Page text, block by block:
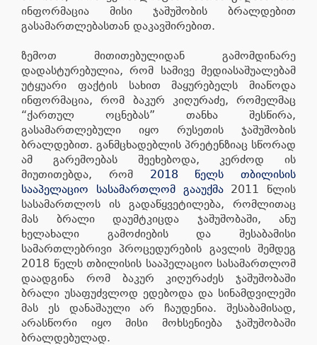
ინფორმაცია მისი ჯაშუშობის ბრალდებით
გასამართლებასთან დაკავშირებით.
ზემოთ მითითებულიდან გამომდინარე
დადასტურებულია, რომ სამივე მედიასაშუალებამ
უტყუარი ფაქტის სახით მაყურებელს მიაწოდა
ინფორმაცია, რომ ბაკურ კიღურაძე, რომელმაც
“ქართულ ოცნებას” თანხა შესწირა,
გასამართლებული იყო რუსეთის ჯაშუშობის
ბრალდებით. განმცხადებლის პრეტენზიაც სწორად
ამ გარემოებას შეეხებოდა, კერძოდ ის
მიუთითებდა, რომ 2018 წელს თბილისის
სააპელაციო სასამართლომ გააუქმა2011 წლის
სასამართლოს ის გადაწყვეტილება, რომლითაც
მას ბრალი დაუმტკიცდა ჯაშუშობაში, ანუ
ხელახალი გამოძიების და შესაბამისი
სამართლებრივი პროცედურების გავლის შემდეგ
2018 წელს თბილისის სააპელაციო სასამართლომ
დაადგინა რომ ბაკურ კიღურაძეს ჯაშუშობაში
ბრალი უსაფუძვლოდ ედებოდა და სინამდვილეში
მას ეს დანაშაული არ ჩაუდენია. შესაბამისად,
არასწორი იყო მისი მოხსენიება ჯაშუშობაში
ბრალდებულად.